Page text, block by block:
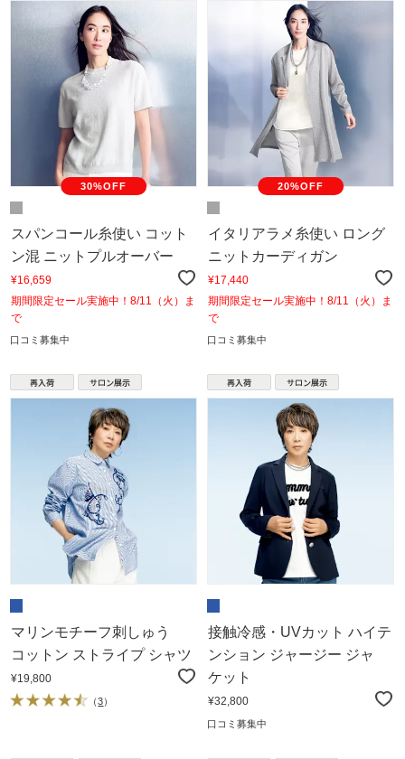
30%OFF
スパンコール糸使い コット
ン混 ニットプルオーバー
¥16,659
期間限定セール実施中！8/11（火）ま
で
口コミ募集中
20%OFF
イタリアラメ糸使い ロング
ニットカーディガン
¥17,440
期間限定セール実施中！8/11（火）ま
で
口コミ募集中
マリンモチーフ刺しゅう
コットン ストライプ シャツ
¥19,800
（3）
接触冷感・UVカット ハイテ
ンション ジャージー ジャ
ケット
¥32,800
口コミ募集中